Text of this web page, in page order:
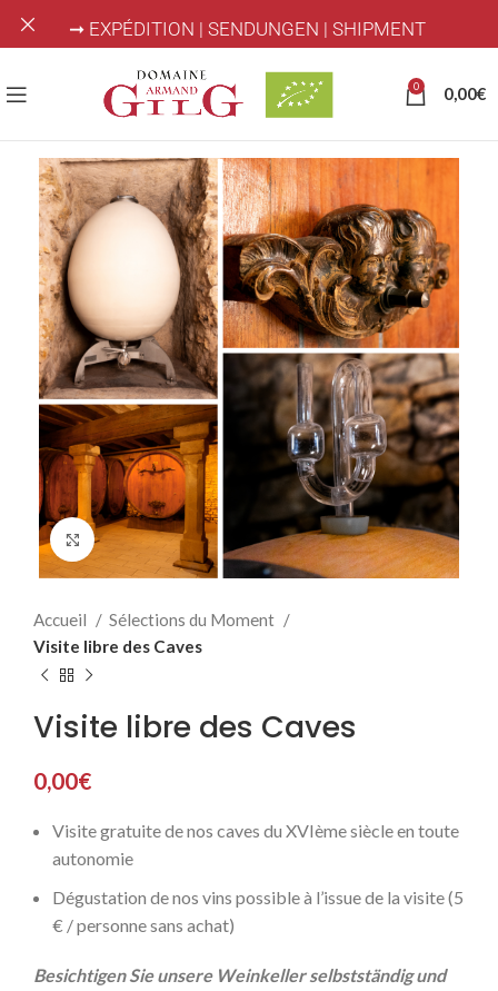
0 0,00€
Click to enlarge
Accueil
Sélections du Moment
Visite libre des Caves
Visite libre des Caves
0,00€
Visite gratuite de nos caves du XVIème siècle en toute
autonomie
Dégustation de nos vins possible à l’issue de la visite (5
€ / personne sans achat)
Besichtigen Sie unsere Weinkeller selbstständig und
➞ EXPÉDITION | SENDUNGEN | SHIPMENT